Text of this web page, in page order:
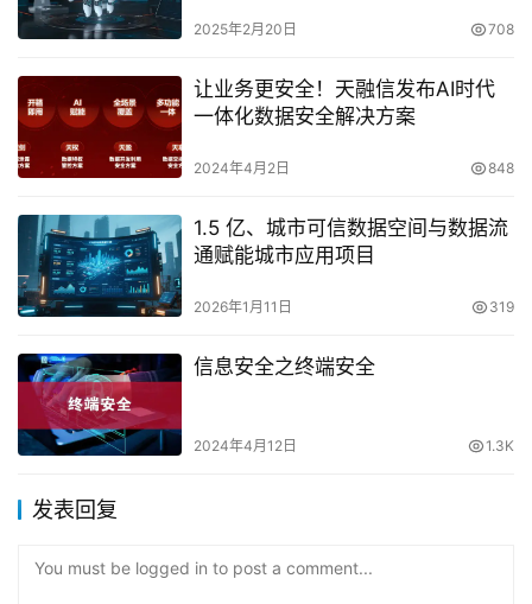
2025年2月20日 708
让业务更安全！天融信发布AI时代
一体化数据安全解决方案
2024年4月2日 848
1.5 亿、城市可信数据空间与数据流
通赋能城市应用项目
2026年1月11日 319
信息安全之终端安全
2024年4月12日 1.3K
发表回复
You must be logged in to post a comment...